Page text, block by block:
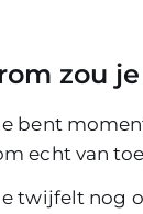
zou
bent
echt van
twijfelt nog